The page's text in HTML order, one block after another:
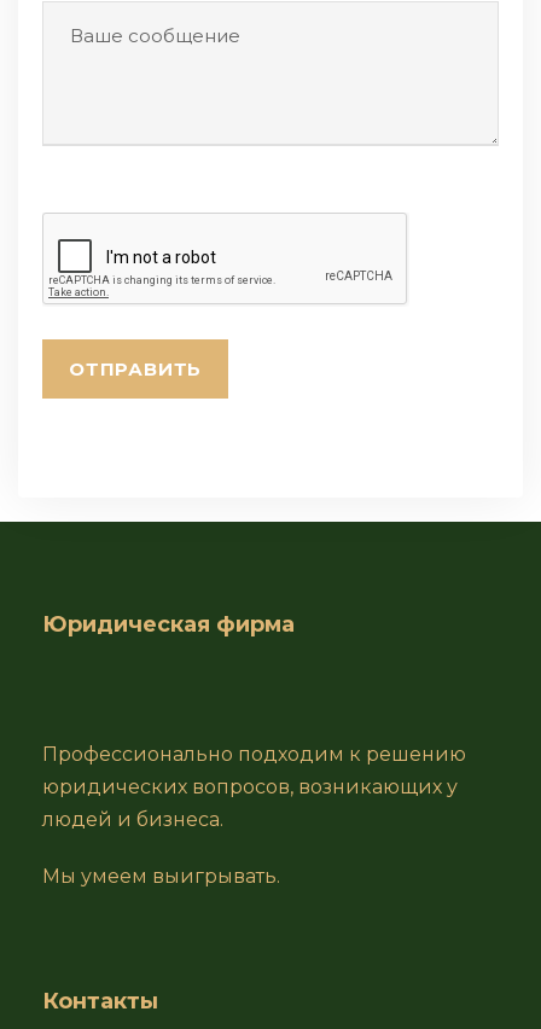
Юридическая фирма
Профессионально подходим к решению
юридических вопросов, возникающих у
людей и бизнеса.
Мы умеем выигрывать.
Контакты